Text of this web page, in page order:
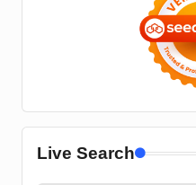
Live Search